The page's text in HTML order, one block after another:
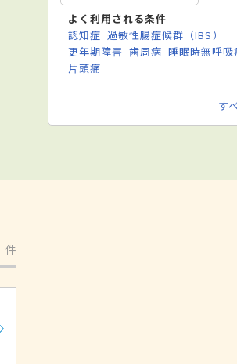
よく利用される条件
認知症 過敏性腸症候群（IBS）
更年期障害 歯周病 睡眠時無呼吸
片頭痛
す
件